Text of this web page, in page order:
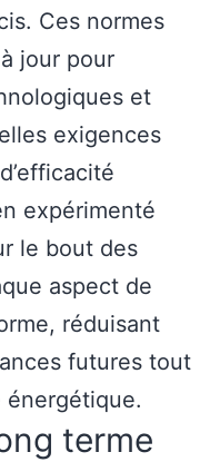
Ces normes
jour pour
et
exigences
expérimenté
le bout des
aspect de
réduisant
futures tout
énergétique.
terme